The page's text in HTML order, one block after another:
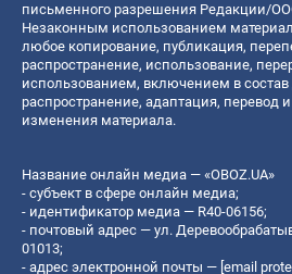
письменного разрешения Редакции/
Незаконным использованием
любое копирование, публикация,
распространение, использование,
использованием, включением в состав
распространение, адаптация, перевод
изменения материала.
Название онлайн медиа — «OBOZ.UA»
- субъект в сфере онлайн медиа;
- идентификатор медиа — R40-06156;
- почтовый адрес — ул.
01013;
- адрес электронной почты — [email